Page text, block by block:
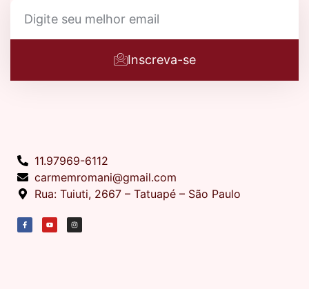
Inscreva-se
11.97969-6112
carmemromani@gmail.com
Rua: Tuiuti, 2667 – Tatuapé – São Paulo